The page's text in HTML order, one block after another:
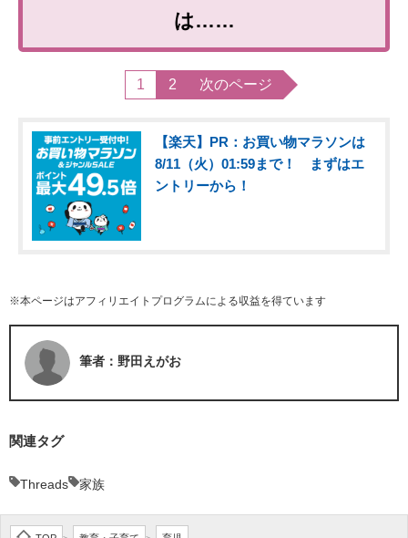
は……
1 2 次のページ
【楽天】PR：お買い物マラソンは
8/11（火）01:59まで！ まずはエ
ントリーから！
※本ページはアフィリエイトプログラムによる収益を得ています
筆者：野田えがお
関連タグ
Threads 家族